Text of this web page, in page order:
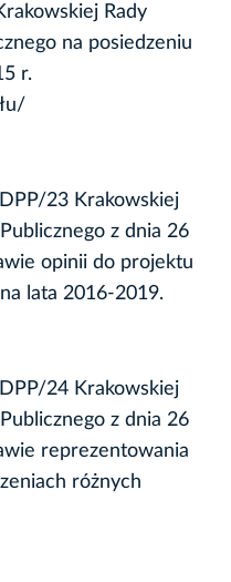
Rady
na posiedzeniu
r.
23 Krakowskiej
z dnia 26
opinii do projektu
lata 2016-2019.
24 Krakowskiej
z dnia 26
reprezentowania
różnych